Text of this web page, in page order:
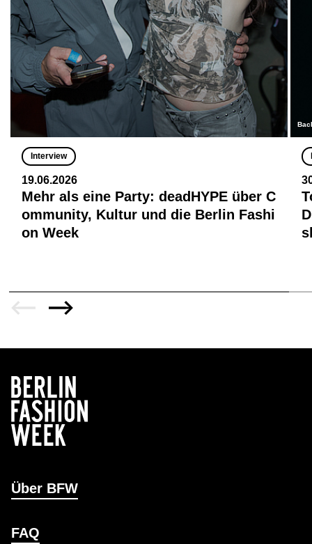
Interview
19.06.2026
Mehr als eine Party: deadHYPE über C
ommunity, Kultur und die Berlin Fashi
on Week
Über BFW
FAQ